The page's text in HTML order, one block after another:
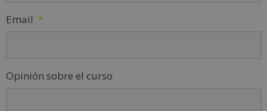
Email *
Opinión sobre el curso